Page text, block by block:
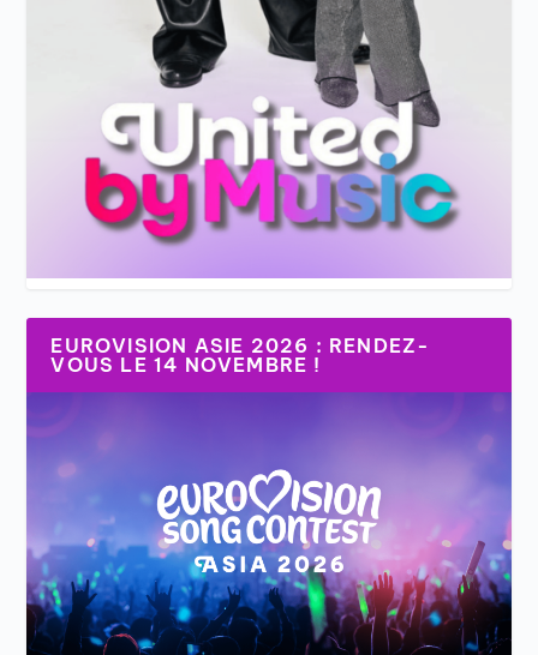
EUROVISION ASIE 2026 : RENDEZ-
VOUS LE 14 NOVEMBRE !